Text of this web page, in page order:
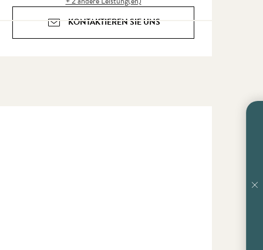
KONTAKTIEREN SIE UNS